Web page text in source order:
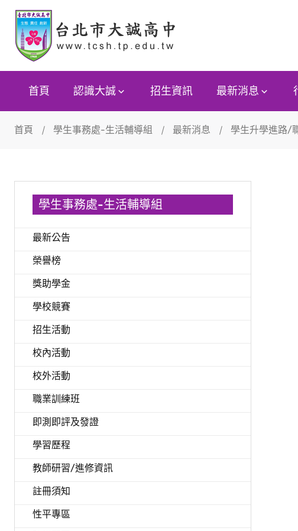
首頁 認識大誠 招生資訊 最新消息
首頁 學生事務處-生活輔導組 最新消息 學生升學進路/
學生事務處-生活輔導組
最新公告
榮譽榜
獎助學金
學校競賽
招生活動
校內活動
校外活動
職業訓練班
即測即評及發證
學習歷程
教師研習/進修資訊
註冊須知
性平專區